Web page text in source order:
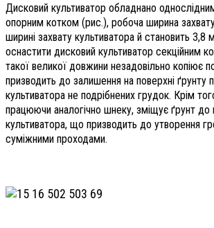
Дисковий культиватор обладнано
опорним котком (рис.), робоча ширина
ширині захвату культиватора й становить 3,8
оснастити дисковий культиватор секційним
такої великої довжини незадовільно копіює
призводить до залишення на поверхні ґрунту
культиватора не подрібнених грудок. Крім
працюючи аналогічно шнеку, зміщує ґрунт до
культиватора, що призводить до утворення
суміжними проходами.